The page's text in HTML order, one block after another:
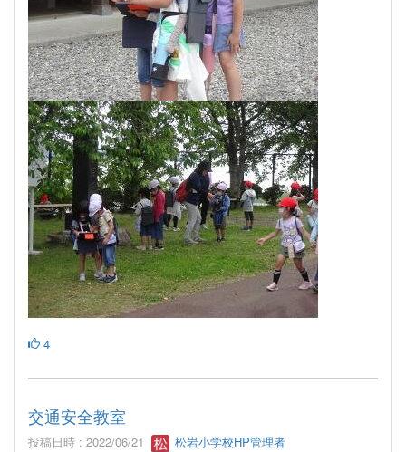
4
交通安全教室
投稿日時 : 2022/06/21 松岩小学校HP管理者